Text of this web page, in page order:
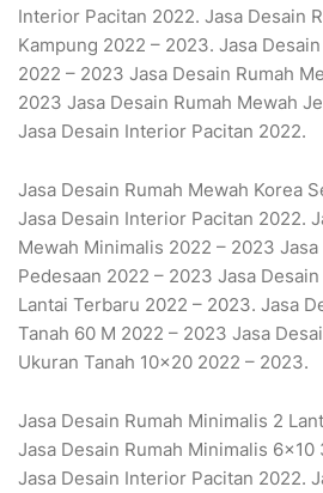
Interior Pacitan 2022. Jasa Desain
Kampung 2022 – 2023. Jasa
2022 – 2023 Jasa Desain Rumah
2023 Jasa Desain Rumah Mewah
Jasa Desain Interior Pacitan 2022.
Jasa Desain Rumah Mewah Korea
Jasa Desain Interior Pacitan 2022.
Mewah Minimalis 2022 – 2023
Pedesaan 2022 – 2023 Jasa
Lantai Terbaru 2022 – 2023. Jasa
Tanah 60 M 2022 – 2023 Jasa
Ukuran Tanah 10×20 2022 – 2023.
Jasa Desain Rumah Minimalis 2
Jasa Desain Rumah Minimalis
Jasa Desain Interior Pacitan 2022.